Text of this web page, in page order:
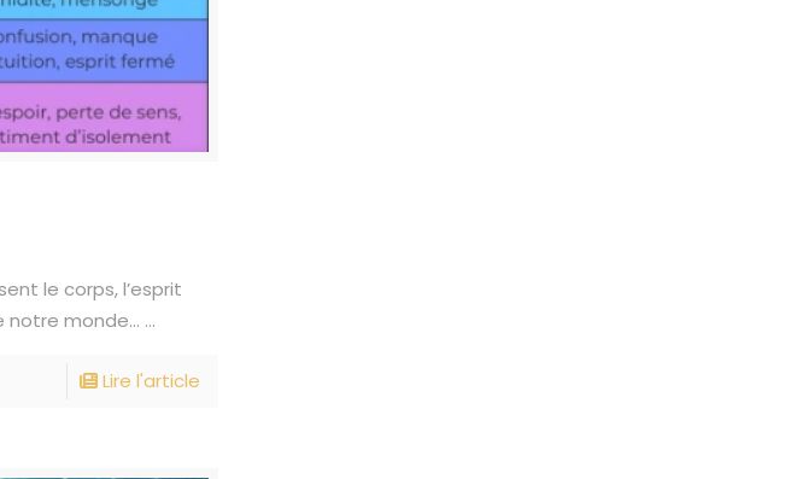
le corps, l’esprit
monde... ...
Lire l'article